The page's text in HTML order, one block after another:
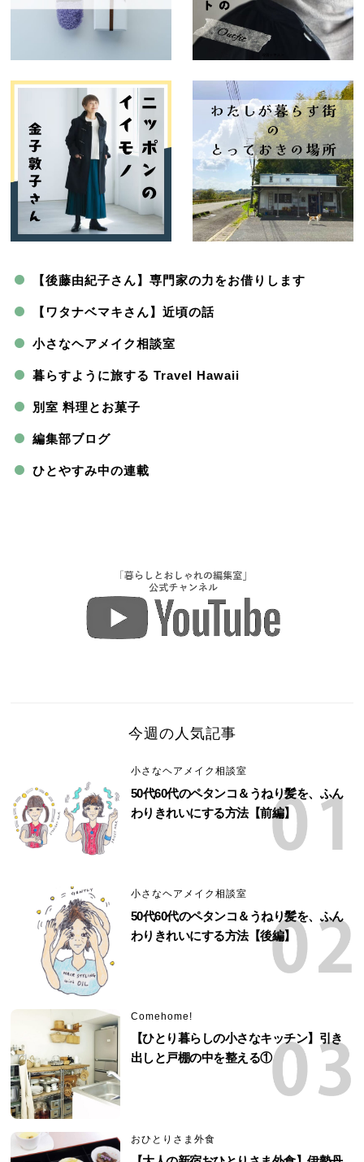
【後藤由紀子さん】専門家の力をお借りします
【ワタナベマキさん】近頃の話
小さなヘアメイク相談室
暮らすように旅する Travel Hawaii
別室 料理とお菓子
編集部ブログ
ひとやすみ中の連載
今週の人気記事
小さなヘアメイク相談室
50代60代のペタンコ＆うねり髪を、ふん
わりきれいにする方法【前編】
小さなヘアメイク相談室
50代60代のペタンコ＆うねり髪を、ふん
わりきれいにする方法【後編】
Comehome!
【ひとり暮らしの小さなキッチン】引き
出しと戸棚の中を整える①
おひとりさま外食